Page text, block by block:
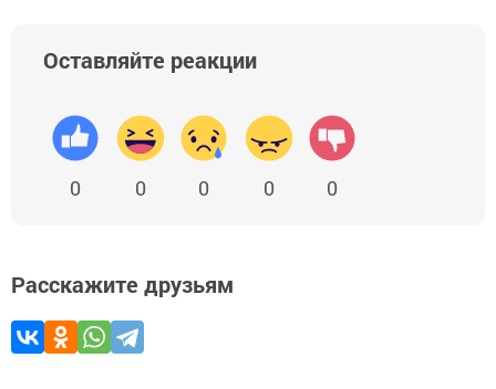
Оставляйте реакции
0 0 0 0 0
Расскажите друзьям